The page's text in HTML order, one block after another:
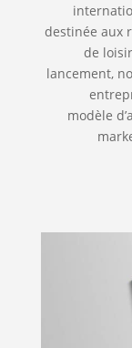
destinée aux
de
lancement,
modèle